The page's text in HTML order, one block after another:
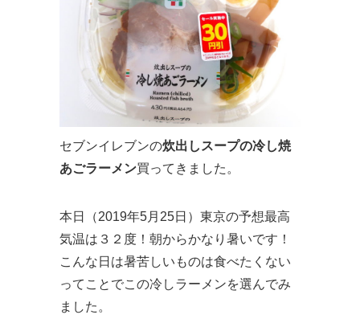
セブンイレブンの炊出しスープの冷し焼
あごラーメン買ってきました。
本日（2019年5月25日）東京の予想最高
気温は３２度！朝からかなり暑いです！
こんな日は暑苦しいものは食べたくない
ってことでこの冷しラーメンを選んでみ
ました。